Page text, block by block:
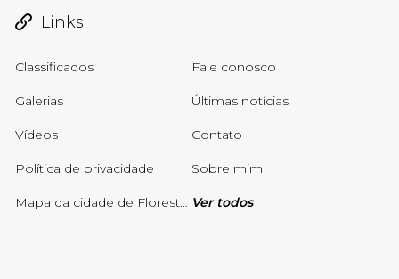
Links
Classificados Fale conosco
Galerias Últimas notícias
Vídeos Contato
Política de privacidade Sobre mim
Mapa da cidade de Floresta-PE atualizado em Março de 2025 Ver todos